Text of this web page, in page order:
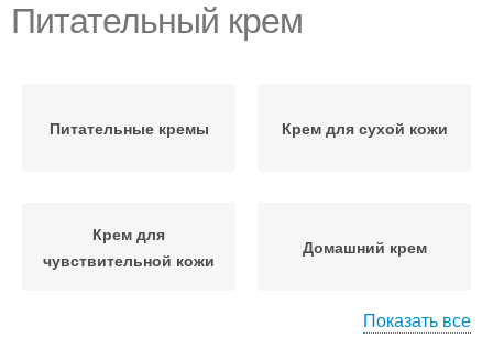
Питательный крем
Питательные кремы Крем для сухой кожи
Крем для
чувствительной кожи
Домашний крем
Показать все